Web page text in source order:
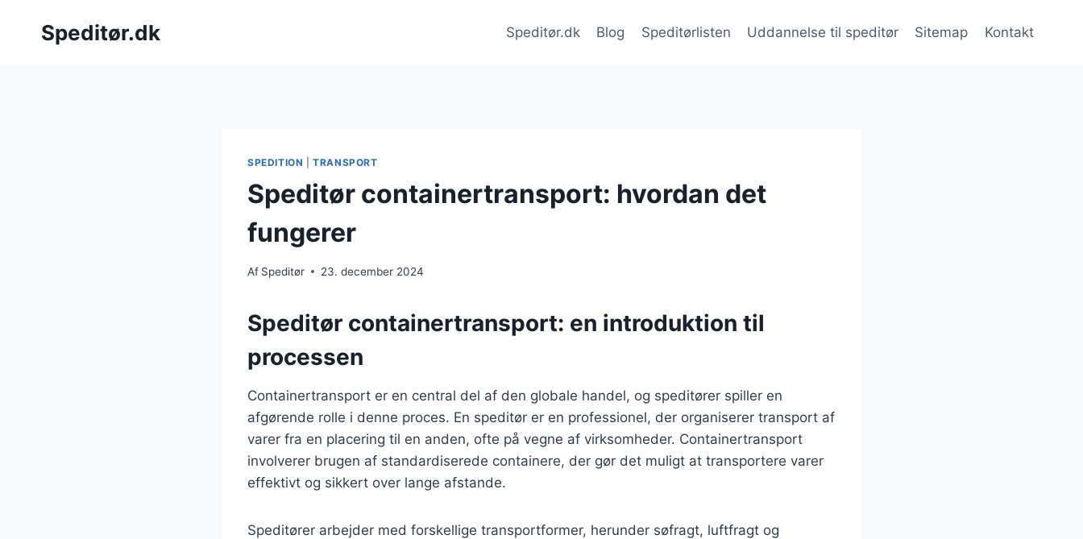
Speditør.dk Speditør.dk Blog Speditørlisten Uddannelse til speditør Sitemap Kontakt
SPEDITION |TRANSPORT
Speditør containertransport: hvordan det
fungerer
Af Speditør 23. december 2024
Speditør containertransport: en introduktion til
processen
Containertransport er en central del af den globale handel, og speditører spiller en
afgørende rolle i denne proces. En speditør er en professionel, der organiserer transport af
varer fra en placering til en anden, ofte på vegne af virksomheder. Containertransport
involverer brugen af standardiserede containere, der gør det muligt at transportere varer
effektivt og sikkert over lange afstande.
Speditører arbejder med forskellige transportformer, herunder søfragt, luftfragt og